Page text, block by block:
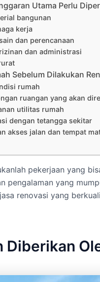
Utama Perlu
bangunan
kerja
dan perencanaan
dan administrasi
Sebelum Dilakukan
rumah
ruangan yang akan
utilitas rumah
dengan tetangga sekitar
akses jalan dan tempat
pekerjaan yang
pengalaman yang
renovasi yang
Diberikan